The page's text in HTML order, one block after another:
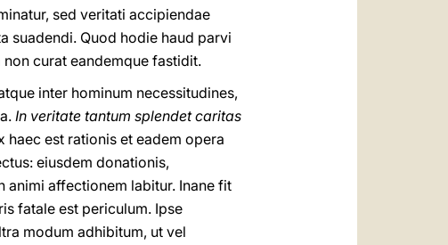
sed veritati accipiendae
suadendi. Quod hodie haud parvi
curat eandemque fastidit.
inter hominum necessitudines,
In veritate tantum splendet caritas
haec est rationis et eadem opera
eiusdem donationis,
affectionem labitur. Inane fit
fatale est periculum. Ipse
modum adhibitum, ut vel